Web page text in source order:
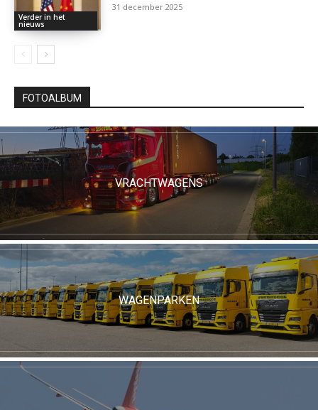
Verder in het
nieuws
31 december 2025
FOTOALBUM
VRACHTWAGENS
WAGENPARKEN